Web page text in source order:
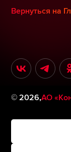
Вернуться на
©2026,АО